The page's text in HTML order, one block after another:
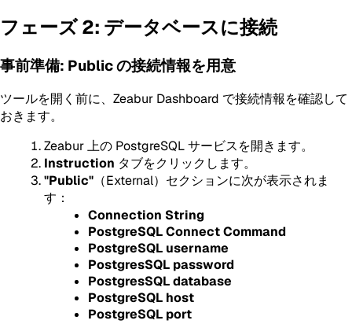
フェーズ 2: データベースに接続
事前準備: Public の接続情報を用意
ツールを開く前に、Zeabur Dashboard で接続情報を確認して
おきます。
Zeabur 上の PostgreSQL サービスを開きます。
Instruction タブをクリックします。
"Public" （External）セクションに次が表示されま
す：
Connection String
PostgreSQL Connect Command
PostgreSQL username
PostgresSQL password
PostgresSQL database
PostgreSQL host
PostgreSQL port